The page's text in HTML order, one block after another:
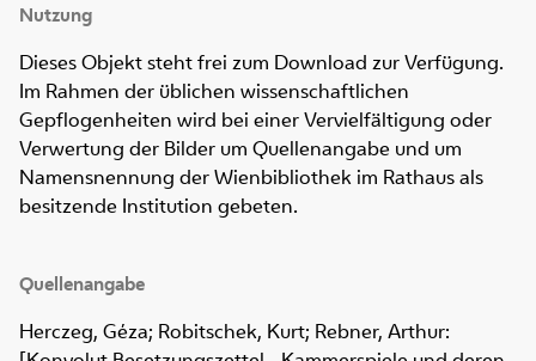
Nutzung
Dieses Objekt steht frei zum Download zur Verfügung.
Im Rahmen der üblichen wissenschaftlichen
Gepflogenheiten wird bei einer Vervielfältigung oder
Verwertung der Bilder um Quellenangabe und um
Namensnennung der Wienbibliothek im Rathaus als
besitzende Institution gebeten.
Quellenangabe
Herczeg, Géza; Robitschek, Kurt; Rebner, Arthur: